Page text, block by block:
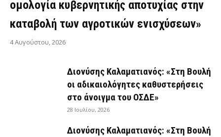
ομολογία κυβερνητικής αποτυχίας στην
καταβολή των αγροτικών ενισχύσεων»
4 Αυγούστου, 2026
Διονύσης Καλαματιανός: «Στη Βουλή
οι αδικαιολόγητες καθυστερήσεις
στο άνοιγμα του ΟΣΔΕ»
28 Ιουλίου, 2026
Διονύσης Καλαματιανός: «Στη Βουλή